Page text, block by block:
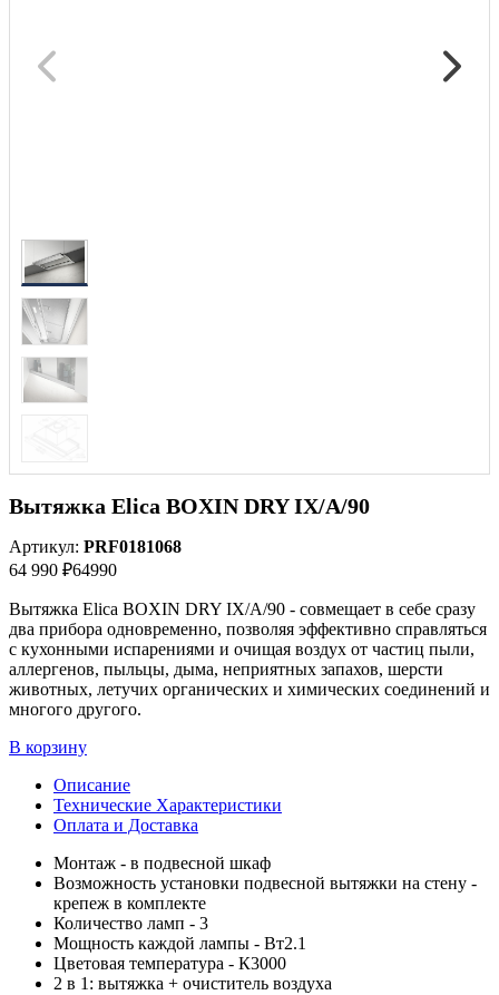
Вытяжка Elica BOXIN DRY IX/A/90
Артикул: PRF0181068
64 990 ₽64990
Вытяжка Elica BOXIN DRY IX/A/90 - cовмещает в себе сразу
два прибора одновременно, позволяя эффективно справляться
с кухонными испарениями и очищая воздух от частиц пыли,
аллергенов, пыльцы, дыма, неприятных запахов, шерсти
животных, летучих органических и химических соединений и
многого другого.
В корзину
Описание
Технические Характеристики
Оплата и Доставка
Монтаж - в подвесной шкаф
Возможность установки подвесной вытяжки на стену -
крепеж в комплекте
Количество ламп - 3
Мощность каждой лампы - Вт2.1
Цветовая температура - К3000
2 в 1: вытяжка + очиститель воздуха